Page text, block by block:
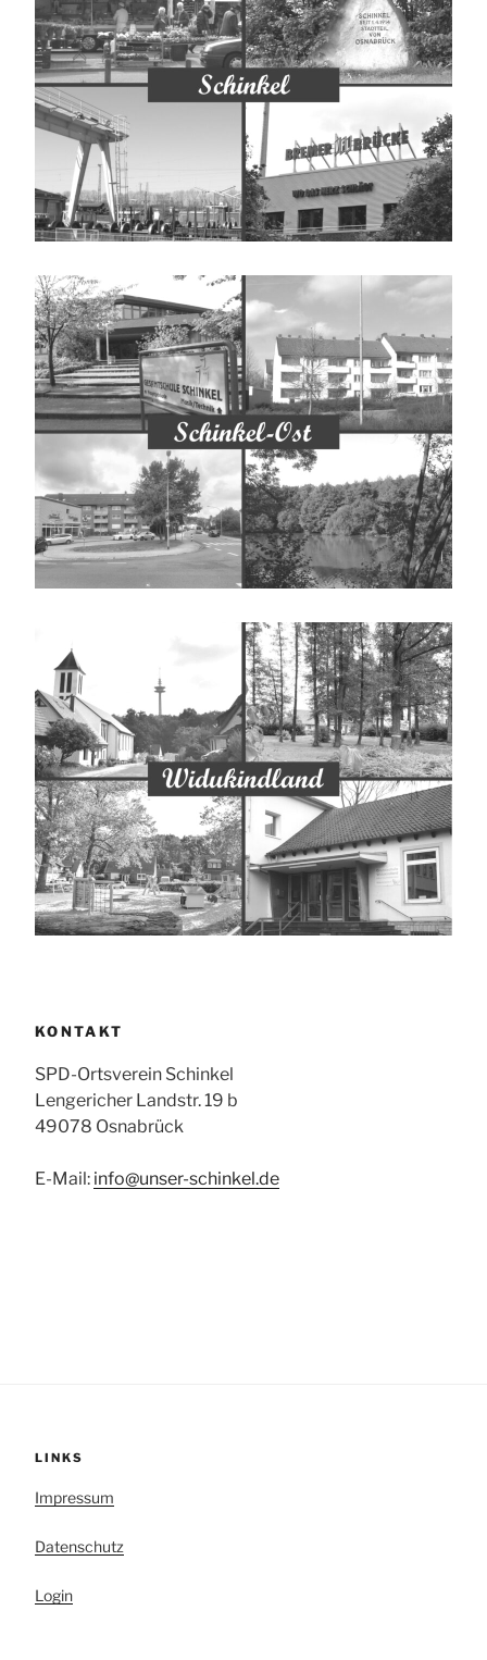
KONTAKT
SPD-Ortsverein Schinkel
Lengericher Landstr. 19 b
49078 Osnabrück
E-Mail: info@unser-schinkel.de
LINKS
Impressum
Datenschutz
Login